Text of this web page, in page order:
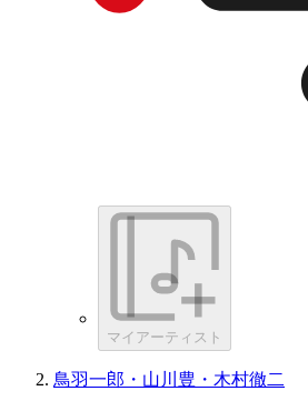
マイアーティスト
鳥羽一郎・山川豊・木村徹二